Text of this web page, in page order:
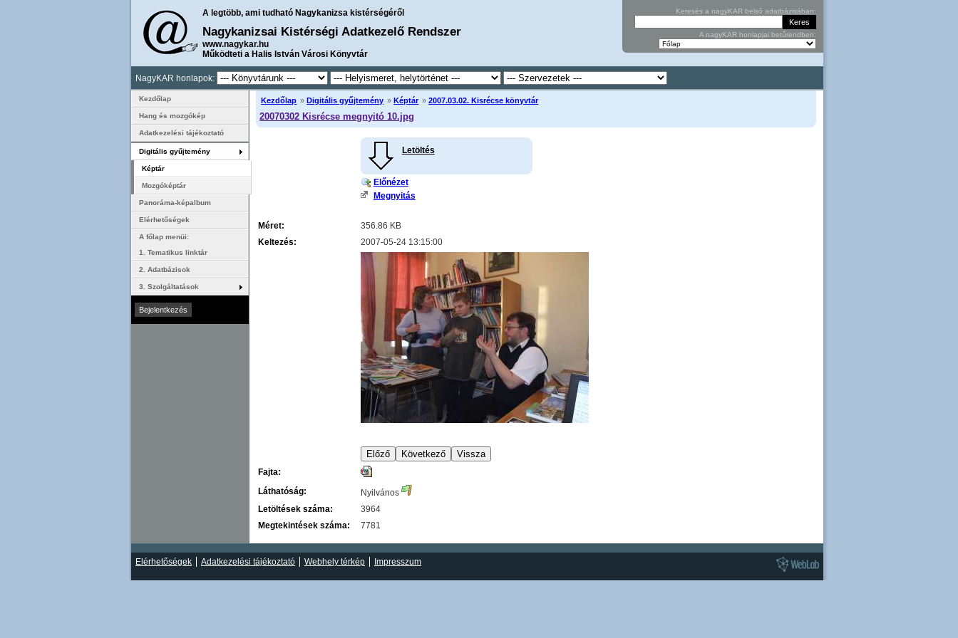
A legtöbb, ami tudható Nagykanizsa kistérségéről
Nagykanizsai Kistérségi Adatkezelő Rendszer
www.nagykar.hu
Működteti a Halis István Városi Könyvtár
Keresés a nagyKAR belső adatbázisában:
A nagyKAR honlapjai betűrendben:
NagyKAR honlapok:
Kezdőlap » Digitális gyűjtemény » Képtár »2007.03.02. Kisrécse könyvtár
20070302 Kisrécse megnyitó 10.jpg
Letöltés
Előnézet
Megnyitás
Méret:
356.86 KB
Keltezés:
2007-05-24 13:15:00
Fajta:
Láthatóság:
Nyilvános
Letöltések száma:
3964
Megtekintések száma:
7781
Kezdőlap
Hang és mozgókép
Adatkezelési tájékoztató
Digitális gyűjtemény
Képtár
Mozgóképtár
Panoráma-képalbum
Elérhetőségek
A főlap menüi:
1. Tematikus linktár
2. Adatbázisok
3. Szolgáltatások
Elérhetőségek Adatkezelési tájékoztató Webhely térkép Impresszum